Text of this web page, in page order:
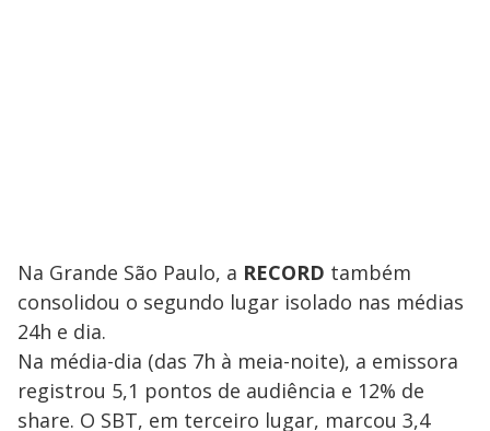
Na Grande São Paulo, a RECORD também
consolidou o segundo lugar isolado nas médias
24h e dia.
Na média-dia (das 7h à meia-noite), a emissora
registrou 5,1 pontos de audiência e 12% de
share. O SBT, em terceiro lugar, marcou 3,4